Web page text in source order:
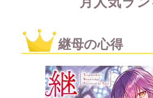
継母の心得